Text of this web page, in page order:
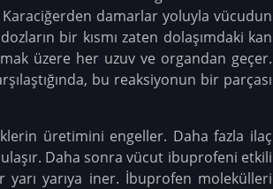
damarlar yoluyla vücudun
bir kısmı zaten dolaşımdaki kan
üzere her uzuv ve organdan geçer.
bu reaksiyonun bir parçası
üretimini engeller. Daha fazla ilaç
Daha sonra vücut ibuprofeni etkili
yarıya iner. İbuprofen molekülleri